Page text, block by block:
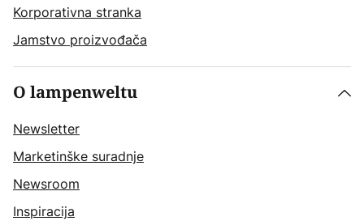
Korporativna stranka
Jamstvo proizvođača
O lampenweltu
Newsletter
Marketinške suradnje
Newsroom
Inspiracija